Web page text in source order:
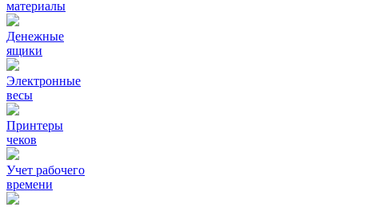
материалы
Денежные
ящики
Электронные
весы
Принтеры
чеков
Учет рабочего
времени